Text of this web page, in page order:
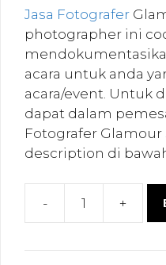
Jasa Fotografer
photographer ini
acara untuk anda
acara/event. Untuk
dapat dalam
Fotografer Glamour
description di
- +